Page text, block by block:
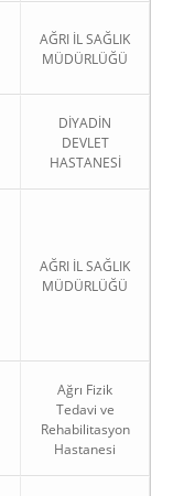
AĞRI İL SAĞLIK
MÜDÜRLÜĞÜ
DİYADİN
DEVLET
HASTANESİ
AĞRI İL SAĞLIK
MÜDÜRLÜĞÜ
Ağrı Fizik
Tedavi ve
Rehabilitasyon
Hastanesi